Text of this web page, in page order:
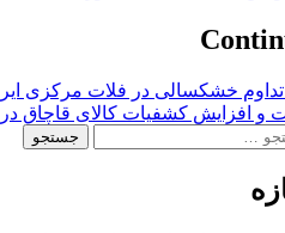
خشکسالی در فلات مرکزی
افزایش کشفیات کالای قاچاق